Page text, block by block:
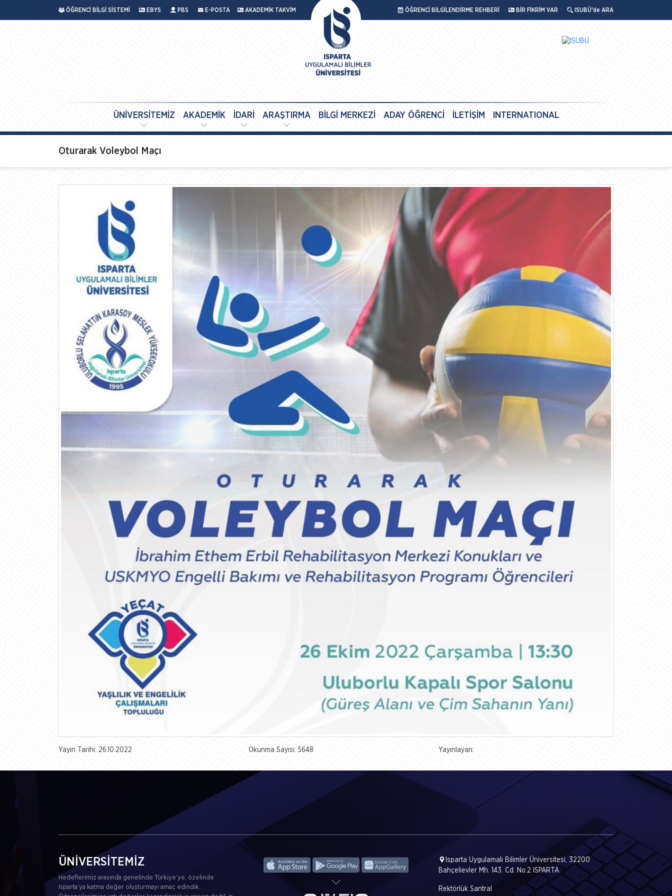
ÖĞRENCİ BİLGİ SİSTEMİ EBYS PBS E-POSTA AKADEMİK TAKVİM ÖĞRENCİ BİLGİLENDİRME REHBERİ BİR FİKRİM VAR ISUBÜ'de ARA
ÜNİVERSİTEMİZ AKADEMİK İDARİ ARAŞTIRMA BİLGİ MERKEZİ ADAY ÖĞRENCİ İLETİŞİM INTERNATIONAL
Oturarak Voleybol Maçı
Yayın Tarihi: 26.10.2022 Okunma Sayısı: 5648 Yayınlayan:
ÜNİVERSİTEMİZ
Hedeflerimiz arasında genelinde Türkiye’ye, özelinde
Isparta’ya katma değer oluşturmayı amaç edindik.
Isparta Uygulamalı Bilimler Üniversitesi, 32200
Bahçelievler Mh. 143. Cd. No:2 ISPARTA
Rektörlük Santral